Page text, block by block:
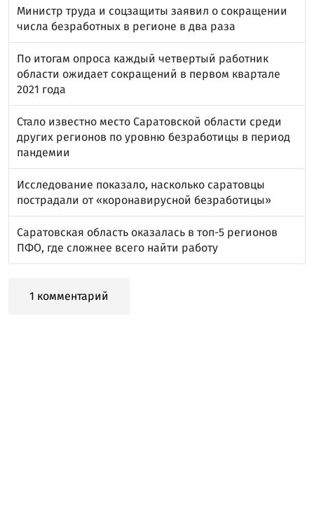
Министр труда и соцзащиты заявил о сокращении
числа безработных в регионе в два раза
По итогам опроса каждый четвертый работник
области ожидает сокращений в первом квартале
2021 года
Стало известно место Саратовской области среди
других регионов по уровню безработицы в период
пандемии
Исследование показало, насколько саратовцы
пострадали от «коронавирусной безработицы»
Саратовская область оказалась в топ-5 регионов
ПФО, где сложнее всего найти работу
1 комментарий